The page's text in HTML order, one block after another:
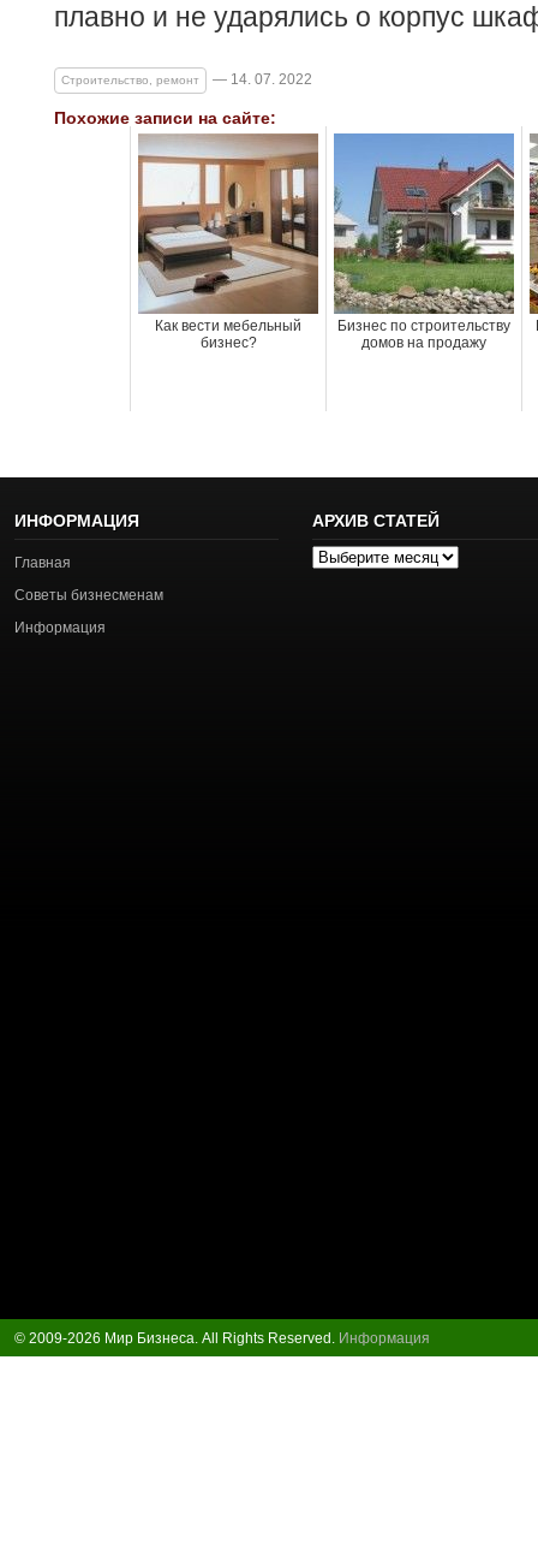
плавно и не ударялись о корпус
Строительство, ремонт — 14. 07. 2022
Похожие записи на сайте:
Как вести мебельный
бизнес?
Бизнес по строительству
домов на продажу
ИНФОРМАЦИЯ
Главная
Советы бизнесменам
Информация
АРХИВ СТАТЕЙ
Архив
© 2009-2026 Мир Бизнеса. All Rights Reserved. Информация